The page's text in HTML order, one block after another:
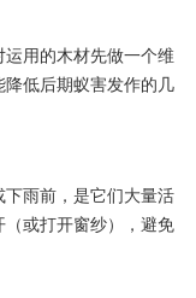
用的木材先做一个维
低后期蚁害发作的几
雨前，是它们大量活
或打开窗纱），避免